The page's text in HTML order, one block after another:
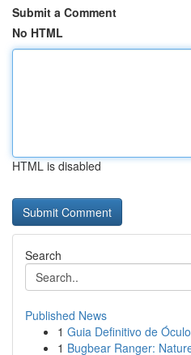
Submit a Comment
No HTML
HTML is disabled
Search
Published News
1 Guia Definitivo de
1 Bugbear Ranger: